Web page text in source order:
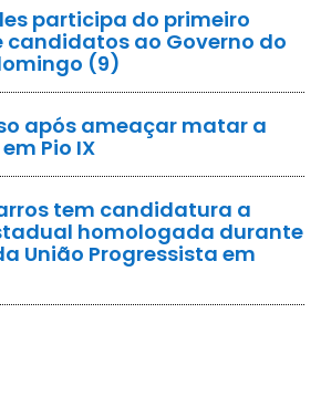
participa do primeiro
candidatos ao Governo do
(9)
após ameaçar matar a
Pio IX
tem candidatura a
homologada durante
União Progressista em